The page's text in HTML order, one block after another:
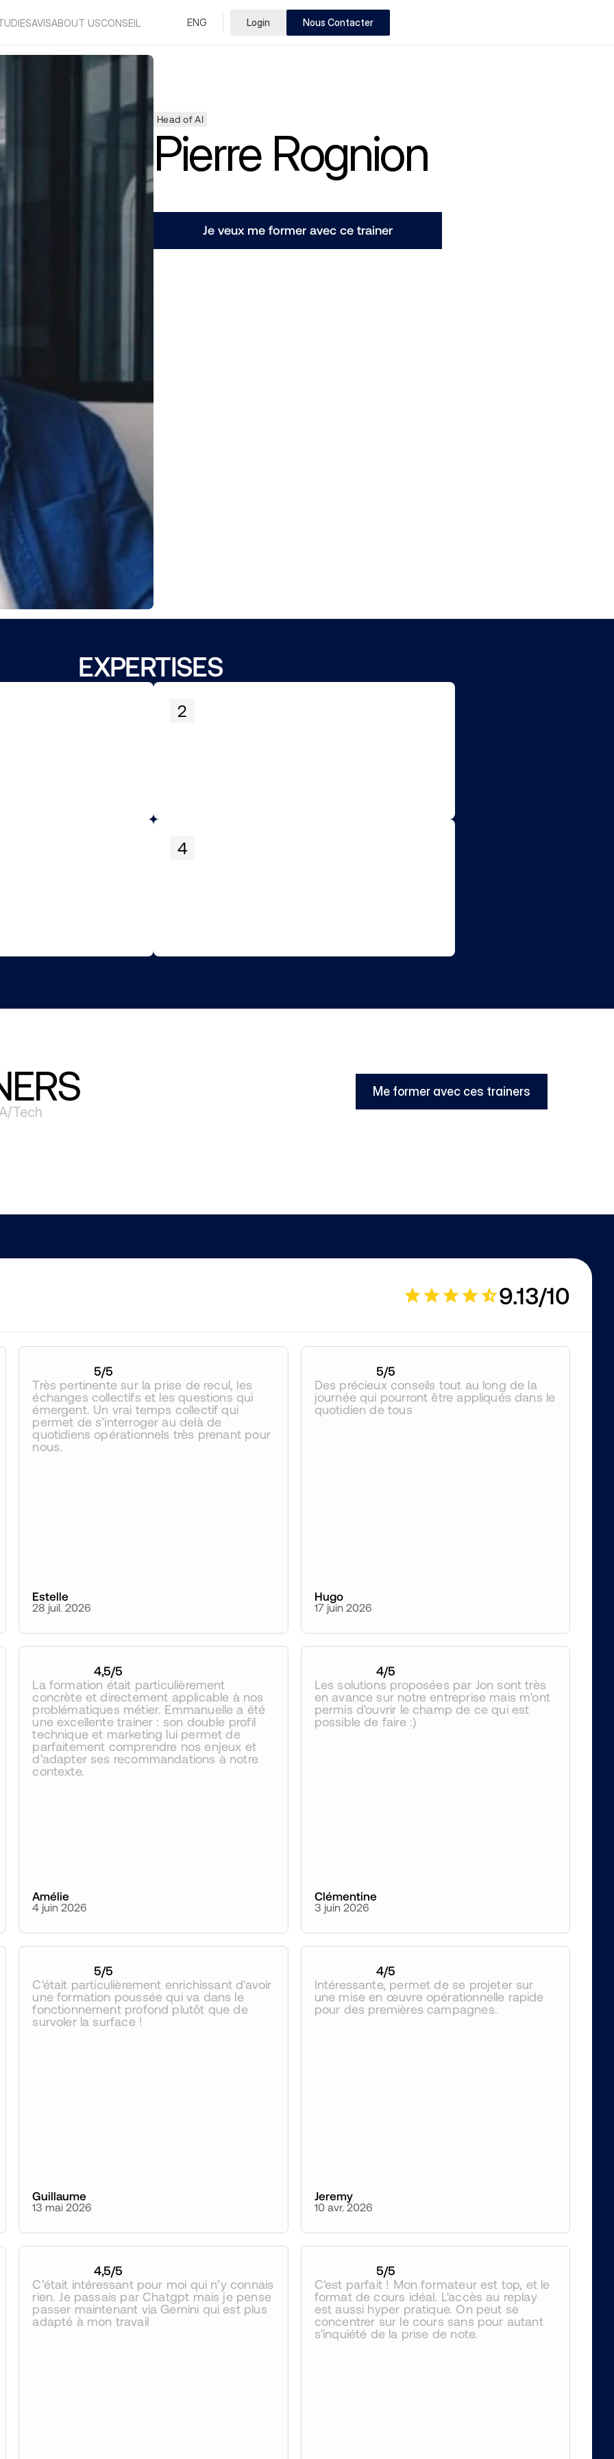
AVISABOUT USCONSEIL
Select Language
French
ENG Login Nous Contacter
Head of AI
Pierre Rognion
Je veux me former avec ce trainer
EXPERTISES
2
4
Tech
Me former avec ces trainers
9.13/10
5/5
Très pertinente sur la prise de recul, les
échanges collectifs et les questions qui
émergent. Un vrai temps collectif qui
permet de s’interroger au delà de
quotidiens opérationnels très prenant pour
nous.
Estelle
28 juil. 2026
5/5
Des précieux conseils tout au long de la
journée qui pourront être appliqués dans le
quotidien de tous
Hugo
17 juin 2026
4,5/5
La formation était particulièrement
concrète et directement applicable à nos
problématiques métier. Emmanuelle a été
une excellente trainer : son double profil
technique et marketing lui permet de
parfaitement comprendre nos enjeux et
d’adapter ses recommandations à notre
contexte.
Amélie
4 juin 2026
4/5
Les solutions proposées par Jon sont très
en avance sur notre entreprise mais m'ont
permis d'ouvrir le champ de ce qui est
possible de faire :)
Clémentine
3 juin 2026
5/5
C'était particulièrement enrichissant d'avoir
une formation poussée qui va dans le
fonctionnement profond plutôt que de
survoler la surface !
Guillaume
13 mai 2026
4/5
Intéressante, permet de se projeter sur
une mise en œuvre opérationnelle rapide
pour des premières campagnes.
Jeremy
10 avr. 2026
4,5/5
C’était intéressant pour moi qui n’y connais
rien. Je passais par Chatgpt mais je pense
passer maintenant via Gemini qui est plus
adapté à mon travail
5/5
C'est parfait ! Mon formateur est top, et le
format de cours idéal. L'accès au replay
est aussi hyper pratique. On peut se
concentrer sur le cours sans pour autant
s'inquiété de la prise de note.